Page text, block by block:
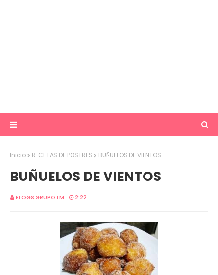
Inicio RECETAS DE POSTRES BUÑUELOS DE VIENTOS
BUÑUELOS DE VIENTOS
BLOGS GRUPO LM 2:22